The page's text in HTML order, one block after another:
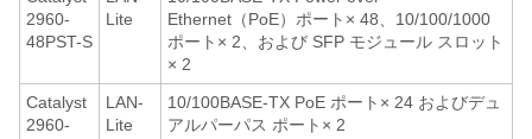
2960-
48PST-S
Lite
Ethernet（PoE）ポート× 48、10/100/1000
ポート× 2、および SFP モジュール スロット
× 2
Catalyst
2960-
LAN-
Lite
10/100BASE-TX PoE ポート× 24 およびデュ
アルパーパス ポート× 2